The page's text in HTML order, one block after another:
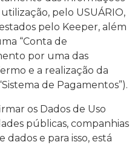
utilização, pelo USUÁRIO,
pelo Keeper, além
“Conta de
por uma das
e a realização da
de Pagamentos”).
os Dados de Uso
públicas, companhias
dados e para isso, está